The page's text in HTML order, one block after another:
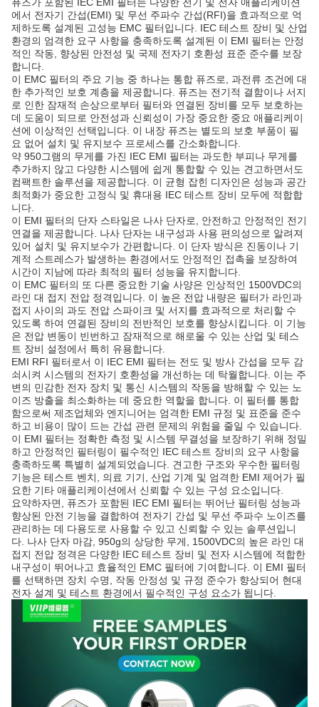
에서 전자기 간섭(EMI) 및 무선 주파수 간섭(RFI)을 효과적으로 억
제하도록 설계된 고성능 EMC 필터입니다. IEC 테스트 장비 및 산업
환경의 엄격한 요구 사항을 충족하도록 설계된 이 EMI 필터는 안정
적인 작동, 향상된 안전성 및 국제 전자기 호환성 표준 준수를 보장
합니다.
이 EMC 필터의 주요 기능 중 하나는 통합 퓨즈로, 과전류 조건에 대
한 추가적인 보호 계층을 제공합니다. 퓨즈는 전기적 결함이나 서지
로 인한 잠재적 손상으로부터 필터와 연결된 장비를 모두 보호하는
데 도움이 되므로 안전성과 신뢰성이 가장 중요한 중요 애플리케이
션에 이상적인 선택입니다. 이 내장 퓨즈는 별도의 보호 부품이 필
요 없어 설치 및 유지보수 프로세스를 간소화합니다.
약 950그램의 무게를 가진 IEC EMI 필터는 과도한 부피나 무게를
추가하지 않고 다양한 시스템에 쉽게 통합할 수 있는 견고하면서도
컴팩트한 솔루션을 제공합니다. 이 균형 잡힌 디자인은 성능과 공간
최적화가 중요한 고정식 및 휴대용 IEC 테스트 장비 모두에 적합합
니다.
이 EMI 필터의 단자 스타일은 나사 단자로, 안전하고 안정적인 전기
연결을 제공합니다. 나사 단자는 내구성과 사용 편의성으로 알려져
있어 설치 및 유지보수가 간편합니다. 이 단자 방식은 진동이나 기
계적 스트레스가 발생하는 환경에서도 안정적인 접촉을 보장하여
시간이 지남에 따라 최적의 필터 성능을 유지합니다.
이 EMC 필터의 또 다른 중요한 기술 사양은 인상적인 1500VDC의
라인 대 접지 전압 정격입니다. 이 높은 전압 내량은 필터가 라인과
접지 사이의 과도 전압 스파이크 및 서지를 효과적으로 처리할 수
있도록 하여 연결된 장비의 전반적인 보호를 향상시킵니다. 이 기능
은 전압 변동이 빈번하고 잠재적으로 해로울 수 있는 산업 및 테스
트 장비 설정에서 특히 유용합니다.
EMI RFI 필터로서 이 IEC EMI 필터는 전도 및 방사 간섭을 모두 감
쇠시켜 시스템의 전자기 호환성을 개선하는 데 탁월합니다. 이는 주
변의 민감한 전자 장치 및 통신 시스템의 작동을 방해할 수 있는 노
이즈 방출을 최소화하는 데 중요한 역할을 합니다. 이 필터를 통합
함으로써 제조업체와 엔지니어는 엄격한 EMI 규정 및 표준을 준수
하고 비용이 많이 드는 간섭 관련 문제의 위험을 줄일 수 있습니다.
이 EMI 필터는 정확한 측정 및 시스템 무결성을 보장하기 위해 정밀
하고 안정적인 필터링이 필수적인 IEC 테스트 장비의 요구 사항을
충족하도록 특별히 설계되었습니다. 견고한 구조와 우수한 필터링
기능은 테스트 벤치, 의료 기기, 산업 기계 및 엄격한 EMI 제어가 필
요한 기타 애플리케이션에서 신뢰할 수 있는 구성 요소입니다.
요약하자면, 퓨즈가 포함된 IEC EMI 필터는 뛰어난 필터링 성능과
향상된 안전 기능을 결합하여 전자기 간섭 및 무선 주파수 노이즈를
관리하는 데 다용도로 사용할 수 있고 신뢰할 수 있는 솔루션입니
다. 나사 단자 마감, 950g의 상당한 무게, 1500VDC의 높은 라인 대
접지 전압 정격은 다양한 IEC 테스트 장비 및 전자 시스템에 적합한
내구성이 뛰어나고 효율적인 EMC 필터에 기여합니다. 이 EMI 필터
를 선택하면 장치 수명, 작동 안정성 및 규정 준수가 향상되어 현대
전자 설계 및 테스트 환경에서 필수적인 구성 요소가 됩니다.